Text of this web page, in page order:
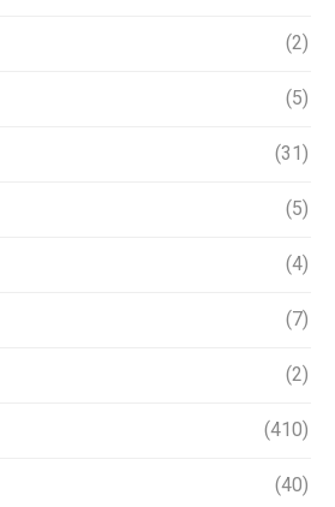
(2)
(5)
(31)
(5)
(4)
(7)
(2)
(410)
(40)